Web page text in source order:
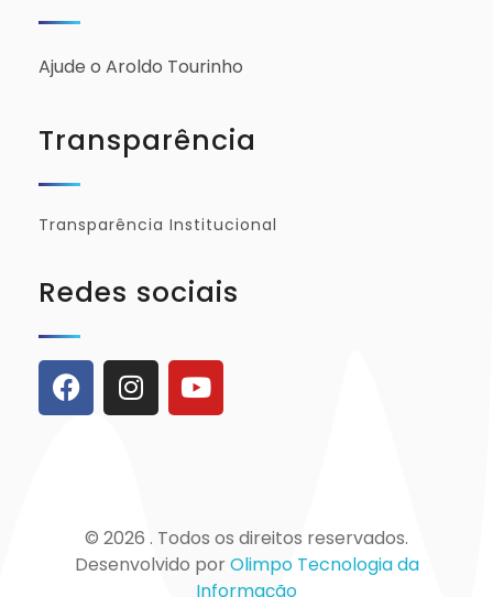
Ajude o Aroldo Tourinho
Transparência
Transparência Institucional
Redes sociais
© 2026 . Todos os direitos reservados.
Desenvolvido porOlimpo Tecnologia da
Informação